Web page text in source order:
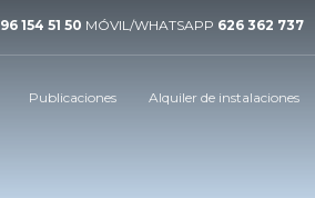
96 154 51 50 MÓVIL/WHATSAPP 626 362 737
Publicaciones Alquiler de instalaciones